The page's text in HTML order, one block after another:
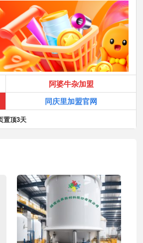
阿婆牛杂加盟
同庆里加盟官网
置顶3天